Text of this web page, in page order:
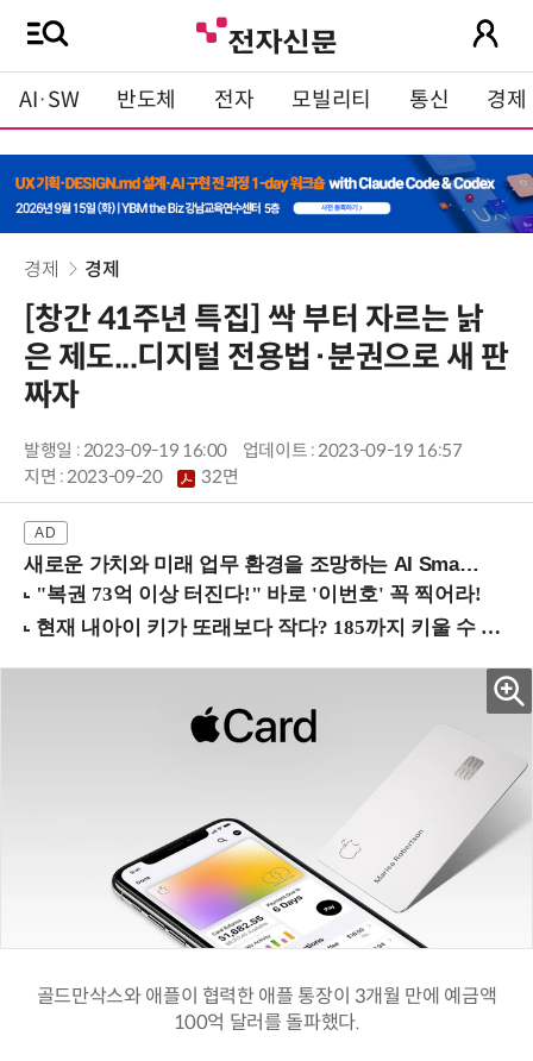
AI·SW 반도체 전자 모빌리티 통신 경제
경제 경제
[창간 41주년 특집] 싹 부터 자르는 낡
은 제도...디지털 전용법·분권으로 새 판
짜자
발행일 : 2023-09-19 16:00
업데이트 : 2023-09-19 16:57
지면 :2023-09-20 32면
새로운 가치와 미래 업무 환경을 조망하는 AI Smart Work Summit 2026 (9/11 코엑스)
골드만삭스와 애플이 협력한 애플 통장이 3개월 만에 예금액
100억 달러를 돌파했다.